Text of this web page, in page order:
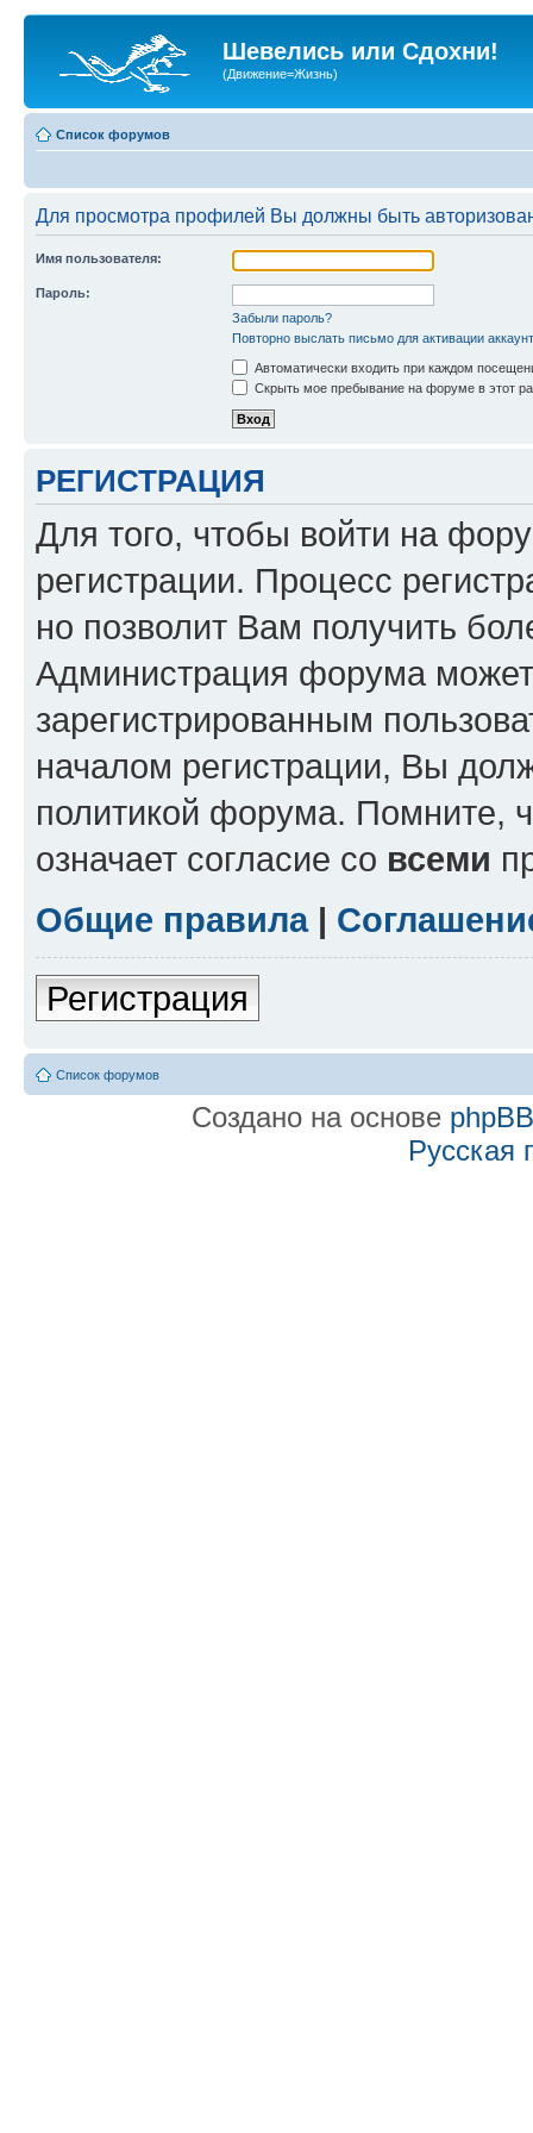
Шевелись или Сдохни!
(Движение=Жизнь)
Список форумов
Для просмотра профилей Вы должны быть
Имя пользователя:
Пароль:
Забыли пароль?
Повторно выслать письмо для активации
Автоматически входить при каждом
Скрыть мое пребывание на форуме в этот
РЕГИСТРАЦИЯ
Для того, чтобы войти на
регистрации. Процесс
но позволит Вам получить
Администрация форума может
зарегистрированным
началом регистрации, Вы
политикой форума. Помните,
означает согласие со всеми
Общие правила|
Регистрация
Список форумов
Создано на основе phpBB
Русская